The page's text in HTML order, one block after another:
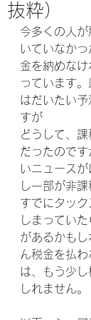
抜粋）
今多くの人が
いていなか
金を納めな
っています
はだいたい
すが
どうして、
だったので
いニュース
し一部が非
すでにタッ
しまってい
があるかも
ん税金を払
は、もう少
しれません。